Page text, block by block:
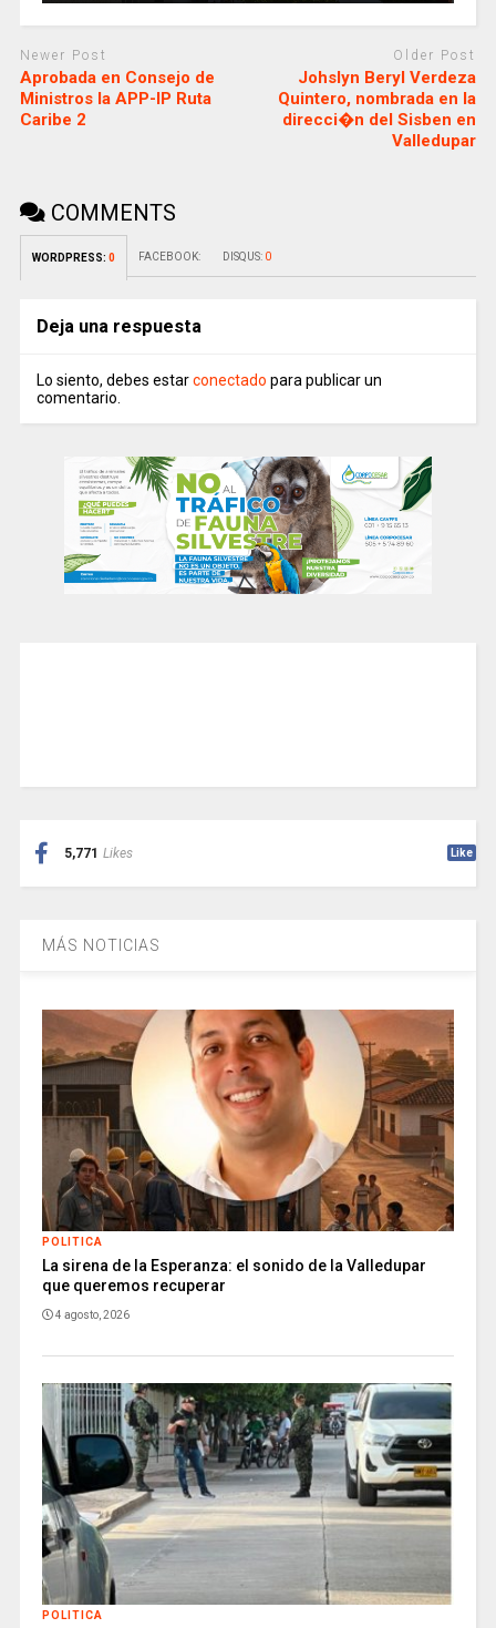
Newer Post
Aprobada en Consejo de
Ministros la APP-IP Ruta
Caribe 2
Older Post
Johslyn Beryl Verdeza
Quintero, nombrada en la
direcci�n del Sisben en
Valledupar
COMMENTS
WORDPRESS: 0 FACEBOOK: DISQUS: 0
Deja una respuesta
Lo siento, debes estarconectado para publicar un
comentario.
5,771 Likes Like
MÁS NOTICIAS
POLITICA
La sirena de la Esperanza: el sonido de la Valledupar
que queremos recuperar
4 agosto, 2026
POLITICA